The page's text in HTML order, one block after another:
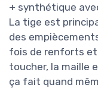
+ synthétique
La tige est
des
fois de renforts et
toucher, la maille
ça fait quand